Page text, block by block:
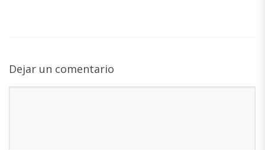
Dejar un comentario